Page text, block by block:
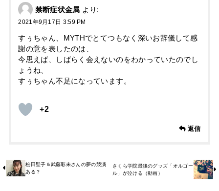
禁断症状金属 より:
2021年9月17日 3:59 PM
すぅちゃん、MYTHでとてつもなく深いお辞儀して感
謝の意を表したのは、
今思えば、しばらく会えないのをわかっていたのでし
ょうね、
すぅちゃん不足になっています。
+2
返信
松田聖子＆武藤彩未さんの夢の競演
ある？
さくら学院最後のグッズ「オルゴー
ル」が泣ける（動画）